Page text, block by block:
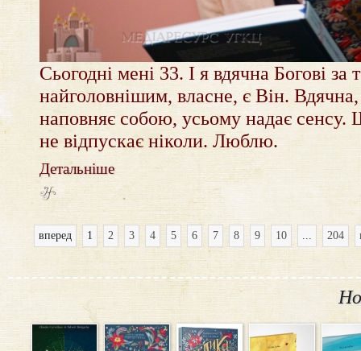
Cьогодні мені 33. І я вдячна Богові за
найголовнішим, власне, є Він.
наповняє собою, усьому надає сенсу.
не відпускає ніколи. Люблю.
Детальніше
вперед 1 2 3 4 5 6 7 8 9 10 ... 204